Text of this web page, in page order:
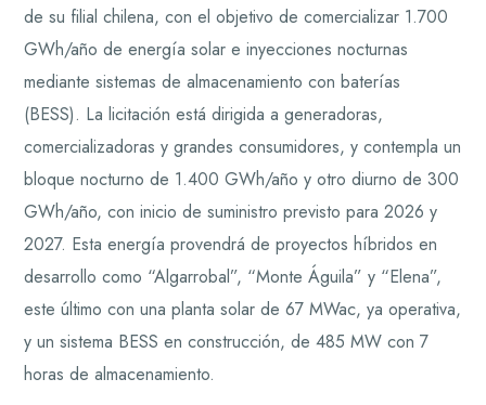
de su filial chilena, con el objetivo de comercializar 1.700
GWh/año de energía solar e inyecciones nocturnas
mediante sistemas de almacenamiento con baterías
(BESS). La licitación está dirigida a generadoras,
comercializadoras y grandes consumidores, y contempla un
bloque nocturno de 1.400 GWh/año y otro diurno de 300
GWh/año, con inicio de suministro previsto para 2026 y
2027. Esta energía provendrá de proyectos híbridos en
desarrollo como “Algarrobal”, “Monte Águila” y “Elena”,
este último con una planta solar de 67 MWac, ya operativa,
y un sistema BESS en construcción, de 485 MW con 7
horas de almacenamiento.